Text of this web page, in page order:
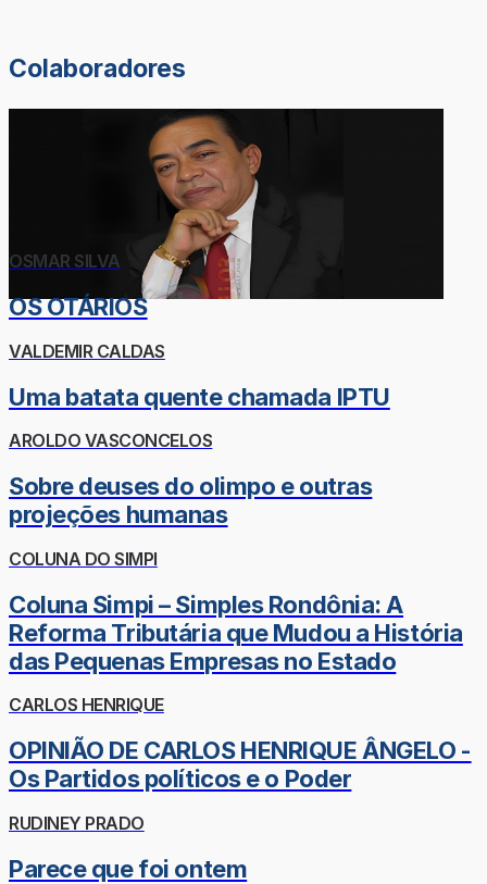
Colaboradores
OSMAR SILVA
OS OTÁRIOS
VALDEMIR CALDAS
Uma batata quente chamada IPTU
AROLDO VASCONCELOS
Sobre deuses do olimpo e outras
projeções humanas
COLUNA DO SIMPI
Coluna Simpi – Simples Rondônia: A
Reforma Tributária que Mudou a História
das Pequenas Empresas no Estado
CARLOS HENRIQUE
OPINIÃO DE CARLOS HENRIQUE ÂNGELO -
Os Partidos políticos e o Poder
RUDINEY PRADO
Parece que foi ontem